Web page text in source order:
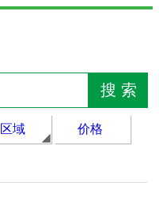
区域 价格